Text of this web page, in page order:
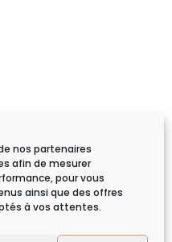
nos partenaires
afin de mesurer
pour vous
ainsi que des offres
à vos attentes.